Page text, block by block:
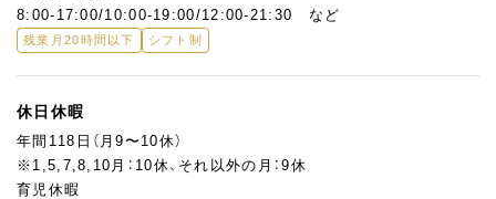
8:00-17:00/10:00-19:00/12:00-21:30 など
残業月20時間以下 シフト制
休日休暇
年間118日（月9〜10休）
※1,5,7,8,10月：10休、それ以外の月：9休
育児休暇